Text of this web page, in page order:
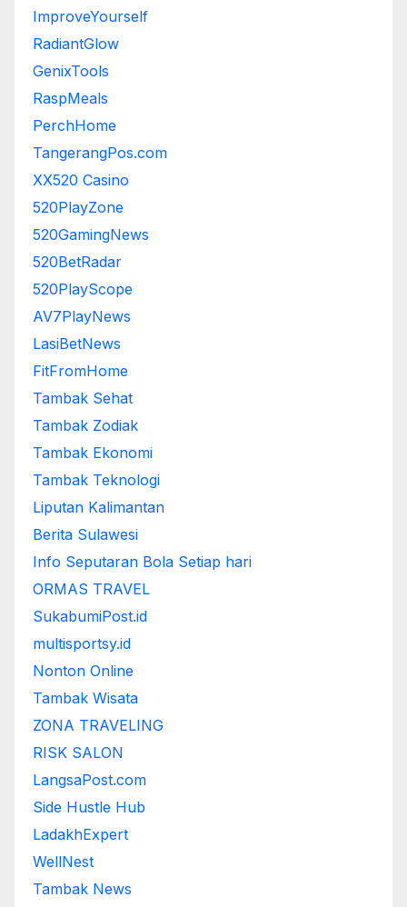
ImproveYourself
RadiantGlow
GenixTools
RaspMeals
PerchHome
TangerangPos.com
XX520 Casino
520PlayZone
520GamingNews
520BetRadar
520PlayScope
AV7PlayNews
LasiBetNews
FitFromHome
Tambak Sehat
Tambak Zodiak
Tambak Ekonomi
Tambak Teknologi
Liputan Kalimantan
Berita Sulawesi
Info Seputaran Bola Setiap hari
ORMAS TRAVEL
SukabumiPost.id
multisportsy.id
Nonton Online
Tambak Wisata
ZONA TRAVELING
RISK SALON
LangsaPost.com
Side Hustle Hub
LadakhExpert
WellNest
Tambak News